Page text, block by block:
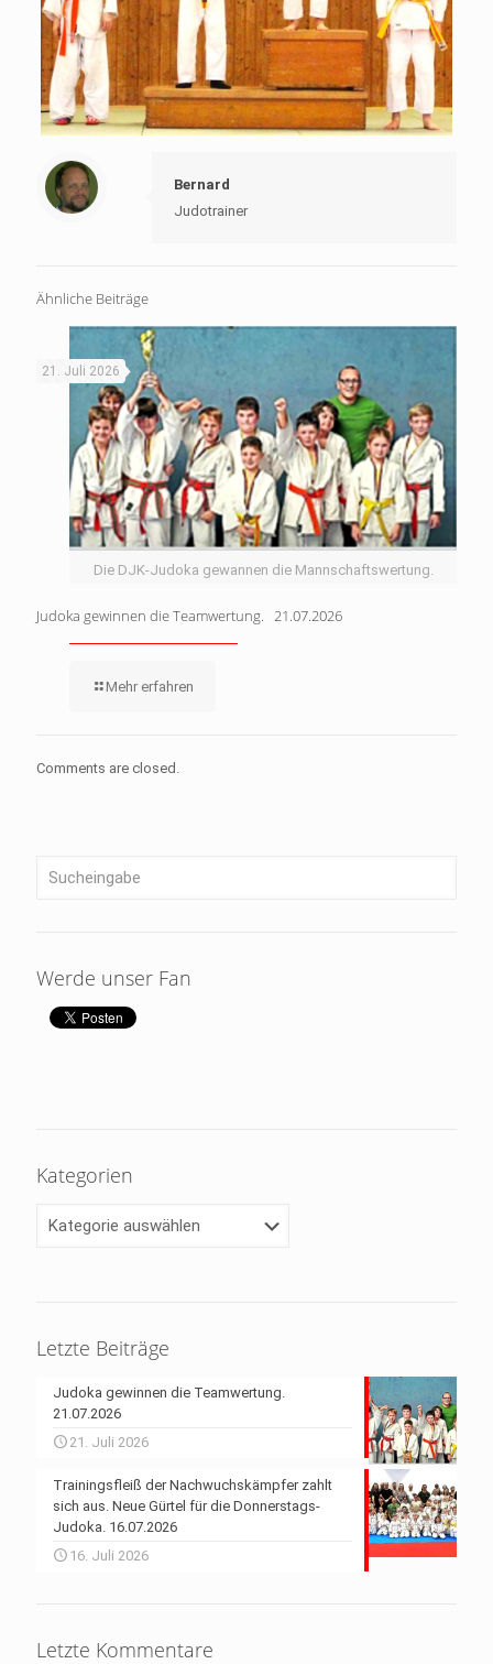
Bernard
Judotrainer
Ähnliche Beiträge
Die DJK-Judoka gewannen die Mannschaftswertung.
21. Juli 2026
Judoka gewinnen die Teamwertung. 21.07.2026
Mehr erfahren
Comments are closed.
Werde unser Fan
Kategorien
Letzte Beiträge
Judoka gewinnen die Teamwertung.
21.07.2026
21. Juli 2026
Trainingsfleiß der Nachwuchskämpfer zahlt
sich aus. Neue Gürtel für die Donnerstags-
Judoka. 16.07.2026
16. Juli 2026
Letzte Kommentare